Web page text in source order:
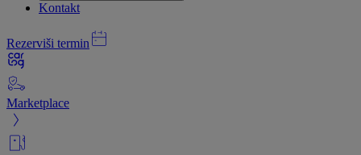
Kontakt
Rezerviši termin
Marketplace